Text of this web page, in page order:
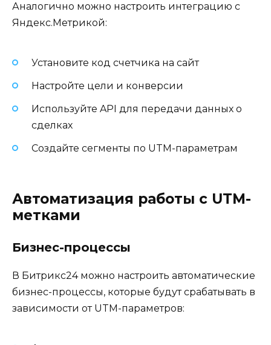
Аналогично можно настроить интеграцию с
Яндекс.Метрикой:
Установите код счетчика на сайт
Настройте цели и конверсии
Используйте API для передачи данных о
сделках
Создайте сегменты по UTM-параметрам
Автоматизация работы с UTM-
метками
Бизнес-процессы
В Битрикс24 можно настроить автоматические
бизнес-процессы, которые будут срабатывать в
зависимости от UTM-параметров: